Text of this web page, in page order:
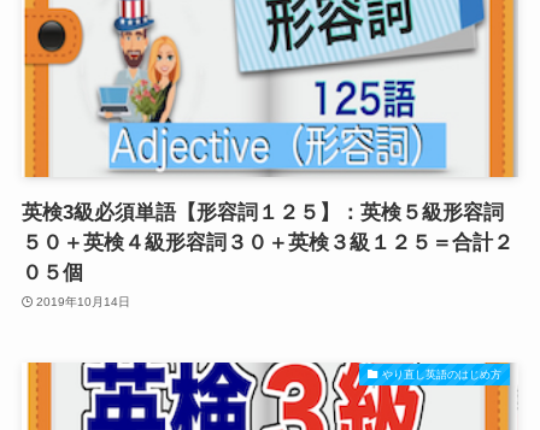
英検3級必須単語【形容詞１２５】：英検５級形容詞
５０＋英検４級形容詞３０＋英検３級１２５＝合計２
０５個
2019年10月14日
やり直し英語のはじめ方